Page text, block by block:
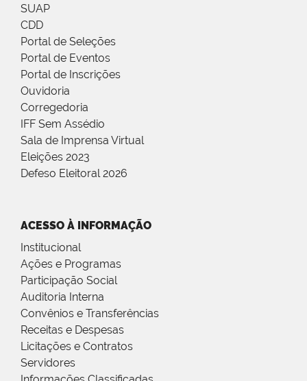
SUAP
CDD
Portal de Seleções
Portal de Eventos
Portal de Inscrições
Ouvidoria
Corregedoria
IFF Sem Assédio
Sala de Imprensa Virtual
Eleições 2023
Defeso Eleitoral 2026
ACESSO À INFORMAÇÃO
Institucional
Ações e Programas
Participação Social
Auditoria Interna
Convênios e Transferências
Receitas e Despesas
Licitações e Contratos
Servidores